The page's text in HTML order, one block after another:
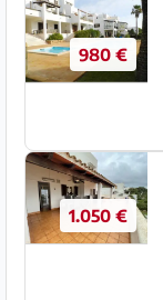
980 €
1.050 €